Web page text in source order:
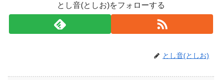
とし音(としお)をフォローする
とし音(としお)